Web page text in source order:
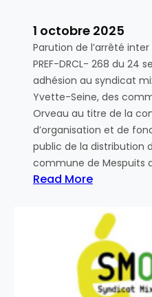
i
t
i
o
n
é
n
e
r
g
é
q
u
e
:
1 octobre 2025
Parution de l’arrêté
PREF-DRCL- 268 du 24
adhésion au syndicat
Yvette-Seine, des
Orveau au titre de la
d’organisation et de
public de la distribution
commune de Mespuits
Read More
r
r
ê